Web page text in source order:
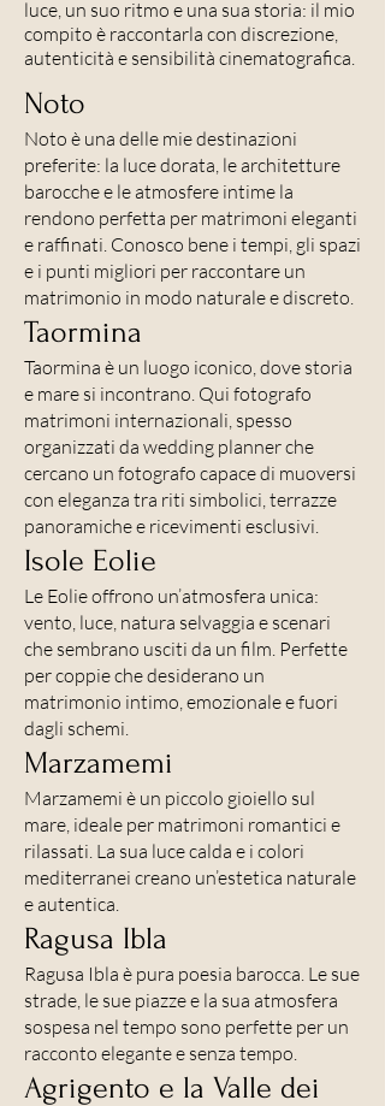
luce, un suo ritmo e una sua storia: il mio
compito è raccontarla con discrezione,
autenticità e sensibilità cinematografica.
Noto
Noto è una delle mie destinazioni
preferite: la luce dorata, le architetture
barocche e le atmosfere intime la
rendono perfetta per matrimoni eleganti
e raffinati. Conosco bene i tempi, gli spazi
e i punti migliori per raccontare un
matrimonio in modo naturale e discreto.
Taormina
Taormina è un luogo iconico, dove storia
e mare si incontrano. Qui fotografo
matrimoni internazionali, spesso
organizzati da wedding planner che
cercano un fotografo capace di muoversi
con eleganza tra riti simbolici, terrazze
panoramiche e ricevimenti esclusivi.
Isole Eolie
Le Eolie offrono un’atmosfera unica:
vento, luce, natura selvaggia e scenari
che sembrano usciti da un film. Perfette
per coppie che desiderano un
matrimonio intimo, emozionale e fuori
dagli schemi.
Marzamemi
Marzamemi è un piccolo gioiello sul
mare, ideale per matrimoni romantici e
rilassati. La sua luce calda e i colori
mediterranei creano un’estetica naturale
e autentica.
Ragusa Ibla
Ragusa Ibla è pura poesia barocca. Le sue
strade, le sue piazze e la sua atmosfera
sospesa nel tempo sono perfette per un
racconto elegante e senza tempo.
Agrigento e la Valle dei